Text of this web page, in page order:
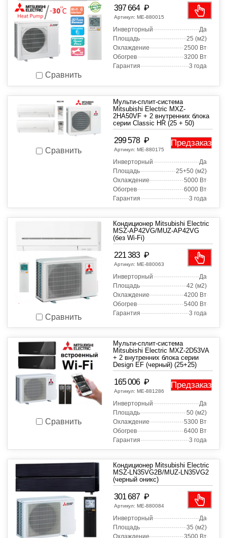
Сравнить
397 664 ₽
Артикул: МЕ-880015
Инверторный
Да
Площадь
25 (м2)
Охлаждение
2500 Вт
Обогрев
3200 Вт
Гарантия
3 года
Сравнить
Мульти-сплит-система
Mitsubishi Electric MXZ-
2HA50VF + 2 внутренних блока
серии Classic HR (25 + 50)
299 578 ₽
Артикул: МЕ-880175
Предзаказ
Инверторный
Да
Площадь
25+50 (м2)
Охлаждение
5000 Вт
Обогрев
6000 Вт
Гарантия
3 года
Сравнить
Кондиционер Mitsubishi Electric
MSZ-AP42VG/MUZ-AP42VG
(без Wi-Fi)
221 383 ₽
Артикул: МЕ-880063
Инверторный
Да
Площадь
42 (м2)
Охлаждение
4200 Вт
Обогрев
5400 Вт
Гарантия
3 года
Сравнить
Мульти-сплит-система
Mitsubishi Electric MXZ-2D53VA
+ 2 внутренних блока серии
Design EF (черный) (25+25)
165 006 ₽
Артикул: МЕ-881286
Предзаказ
Инверторный
Да
Площадь
50 (м2)
Охлаждение
5300 Вт
Обогрев
6400 Вт
Гарантия
3 года
Кондиционер Mitsubishi Electric
MSZ-LN35VG2B/MUZ-LN35VG2
(черный оникс)
301 687 ₽
Артикул: МЕ-880084
Инверторный
Да
Площадь
35 (м2)